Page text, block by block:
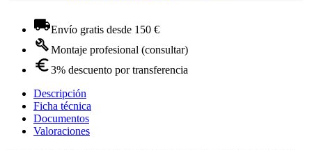
Envío gratis desde 150 €
Montaje profesional (consultar)
3% descuento por transferencia
Descripción
Ficha técnica
Documentos
Valoraciones